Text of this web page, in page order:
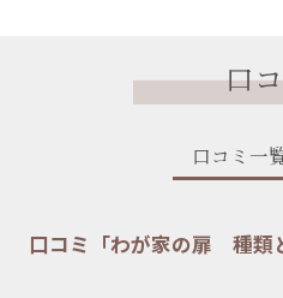
口
口コミ一
口コミ「わが家の扉 種類